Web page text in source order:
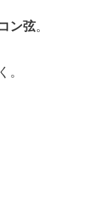
ン弦。
。